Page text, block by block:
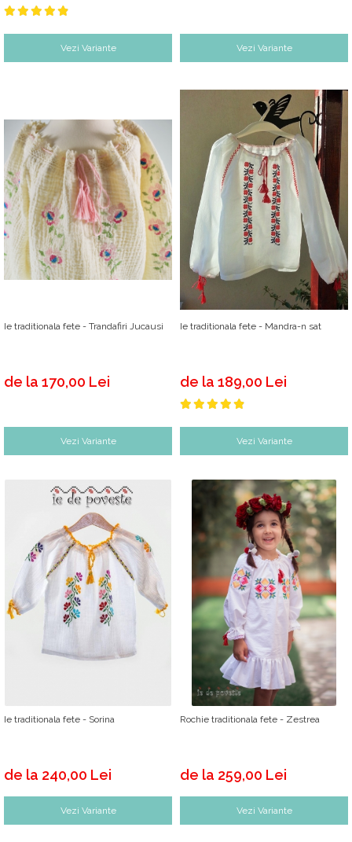
Vezi Variante Vezi Variante
Ie traditionala fete - Trandafiri Jucausi
de la 170,00 Lei
Vezi Variante
Ie traditionala fete - Mandra-n sat
de la 189,00 Lei
Vezi Variante
Ie traditionala fete - Sorina
de la 240,00 Lei
Vezi Variante
Rochie traditionala fete - Zestrea
de la 259,00 Lei
Vezi Variante